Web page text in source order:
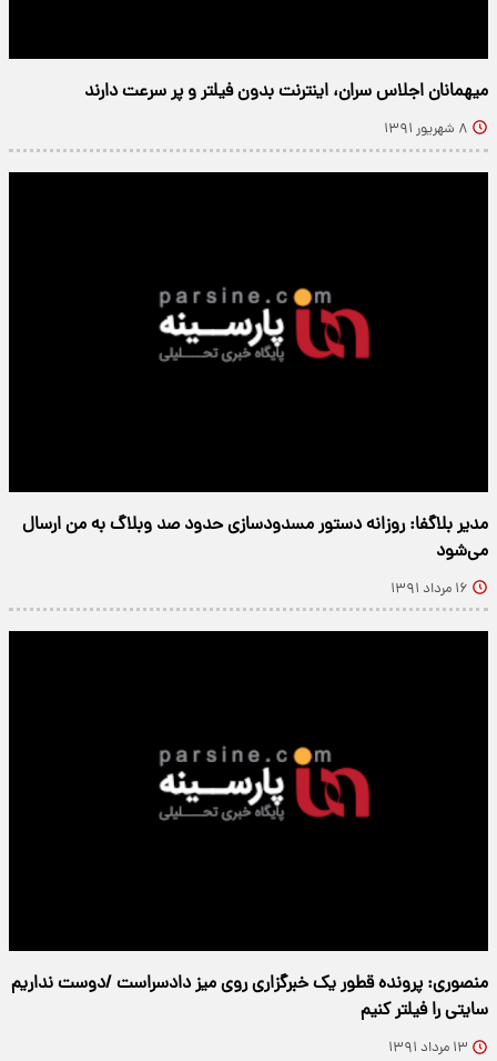
میهمانان اجلاس سران، اینترنت بدون فیلتر و پر سرعت دارند
۸ شهریور ۱۳۹۱
مدیر بلاگفا: روزانه دستور مسدودسازی حدود صد وبلاگ به من ارسال
می‌‌شود
۱۶ مرداد ۱۳۹۱
منصوری: پرونده قطور یک خبرگزاری روی میز دادسراست /دوست نداریم
سایتی را فیلتر کنیم
۱۳ مرداد ۱۳۹۱